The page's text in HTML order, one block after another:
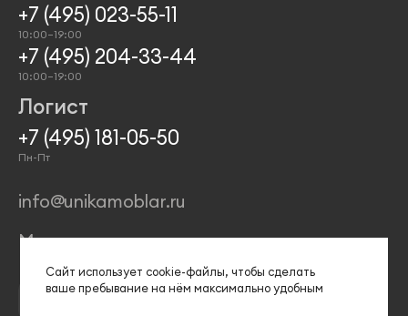
+7 (495) 023-55-11
10:00–19:00
+7 (495) 204-33-44
10:00–19:00
Логист
+7 (495) 181-05-50
Пн-Пт
info@unikamoblar.ru
Магазины
Сайт использует сооkіе-файлы, чтобы сделать
ваше пребывание на нём максимально удобным